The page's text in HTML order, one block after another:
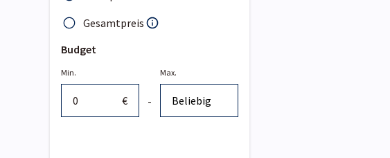
Gesamtpreis
Budget
Min.
€ -
Max.